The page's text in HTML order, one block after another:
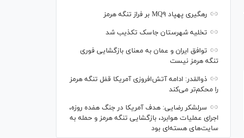
رهگیری پهپاد MQ۹ بر فراز تنگه هرمز
تخلیه شهرستان جاسک تکذیب شد
توافق ایران و عمان به معنای بازگشایی فوری
تنگه هرمز نیست
ذوالقدر: ادامه آتش‌افروزی آمریکا قفل تنگه هرمز
را محکم‌تر می‌کند
سرلشکر رضایی: هدف آمریکا در جنگ هفده روزه،
اجرای عملیات هوابرد، بازگشایی تنگه هرمز و حمله به
سایت‌های هسته‌ای بود